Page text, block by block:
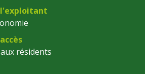
résidents